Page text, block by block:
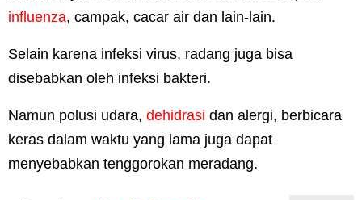
influenza, campak, cacar air dan lain-lain.
Selain karena infeksi virus, radang juga bisa
disebabkan oleh infeksi bakteri.
Namun polusi udara, dehidrasi dan alergi, berbicara
keras dalam waktu yang lama juga dapat
menyebabkan tenggorokan meradang.